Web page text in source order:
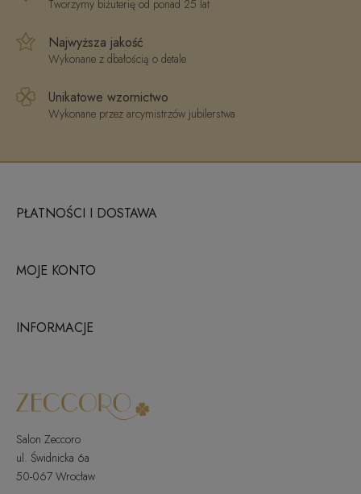
Tworzymy biżuterię od ponad 25 lat
Najwyższa jakość
Wykonane z dbałością o detale
Unikatowe wzornictwo
Wykonane przez arcymistrzów jubilerstwa
PŁATNOŚCI I DOSTAWA
MOJE KONTO
INFORMACJE
Salon Zeccoro
ul. Świdnicka 6a
50-067 Wrocław